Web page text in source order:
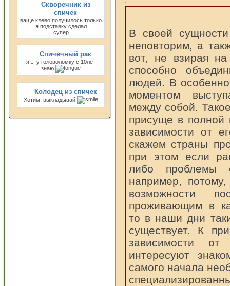
Скворечник из
спичек
ваще клёво получилось только
я подставку сделал
супер
Спичечный рак
я эту головоломку с 10лет
знаю
Колодец из спичек
Хотим, выкладывай
В своей
неповторим, а
вот, не взирая
способно
людей. В
моментом
между собой.
присуще в полной
зависимости от
скажем страны
при этом если
либо проблемы
например,
возможности
проживающим в
то в наши дни
существует. К
зависимости от
интересуют
самого начала